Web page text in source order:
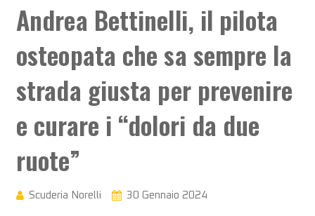
Andrea Bettinelli, il pilota
osteopata che sa sempre la
strada giusta per prevenire
e curare i “dolori da due
ruote”
Scuderia Norelli 30 Gennaio 2024